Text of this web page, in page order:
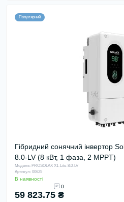
Популярний
Гібридний сонячний інвертор
8.0-LV (8 кВт, 1 фаза, 2 MPPT)
Модель: PROSOLAX X1-Lite-8.0-LV
Артикул: 00625
В наявності
0
59 823.75 ₴